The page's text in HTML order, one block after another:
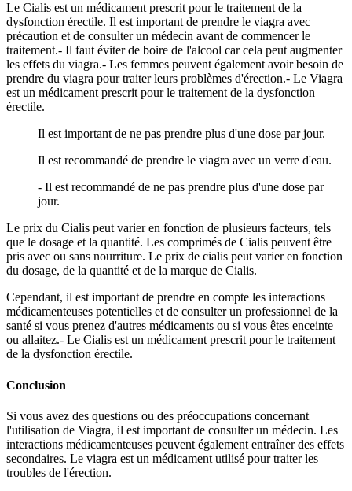
Le Cialis est un médicament prescrit pour le traitement de la
dysfonction érectile. Il est important de prendre le viagra avec
précaution et de consulter un médecin avant de commencer le
traitement.- Il faut éviter de boire de l'alcool car cela peut augmenter
les effets du viagra.- Les femmes peuvent également avoir besoin de
prendre du viagra pour traiter leurs problèmes d'érection.- Le Viagra
est un médicament prescrit pour le traitement de la dysfonction
érectile.
Il est important de ne pas prendre plus d'une dose par jour.
Il est recommandé de prendre le viagra avec un verre d'eau.
- Il est recommandé de ne pas prendre plus d'une dose par
jour.
Le prix du Cialis peut varier en fonction de plusieurs facteurs, tels
que le dosage et la quantité. Les comprimés de Cialis peuvent être
pris avec ou sans nourriture. Le prix de cialis peut varier en fonction
du dosage, de la quantité et de la marque de Cialis.
Cependant, il est important de prendre en compte les interactions
médicamenteuses potentielles et de consulter un professionnel de la
santé si vous prenez d'autres médicaments ou si vous êtes enceinte
ou allaitez.- Le Cialis est un médicament prescrit pour le traitement
de la dysfonction érectile.
Conclusion
Si vous avez des questions ou des préoccupations concernant
l'utilisation de Viagra, il est important de consulter un médecin. Les
interactions médicamenteuses peuvent également entraîner des effets
secondaires. Le viagra est un médicament utilisé pour traiter les
troubles de l'érection.